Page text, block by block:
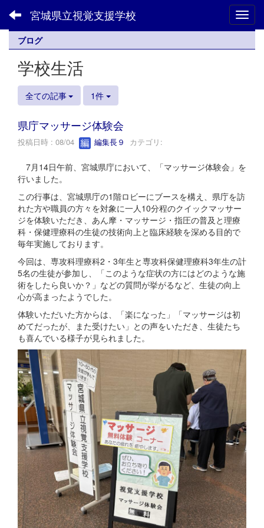
宮城県立視覚支援学校
ブログ
学校生活
全ての記事 1件
県庁マッサージ体験会
投稿日時 : 08/04 編集長９ カテゴリ:
7月14日午前、宮城県庁において、「マッサージ体験会」を
行いました。
この行事は、宮城県庁の1階ロビーにブースを構え、県庁を訪
れた方や職員の方々を対象に一人10分程のクイックマッサー
ジを体験いただき、あん摩・マッサージ・指圧の普及と理療
科・保健理療科の生徒の技術向上と臨床経験を深める目的で
毎年実施しております。
今回は、専攻科理療科2・3年生と専攻科保健理療科3年生の計
5名の生徒が参加し、「このような症状の方にはどのような施
術をしたら良いか？」などの質問が挙がるなど、生徒の向上
心が高まったようでした。
体験いただいた方からは、「楽になった」「マッサージは初
めてだったが、また受けたい」との声をいただき、生徒たち
も喜んでいる様子が見られました。